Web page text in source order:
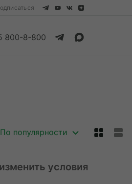
800-8-800
По популярности
условия